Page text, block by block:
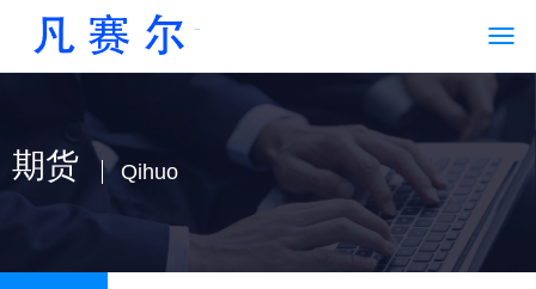
期货 Qihuo